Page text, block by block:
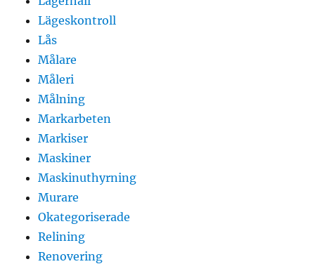
Lägeskontroll
Lås
Målare
Måleri
Målning
Markarbeten
Markiser
Maskiner
Maskinuthyrning
Murare
Okategoriserade
Relining
Renovering